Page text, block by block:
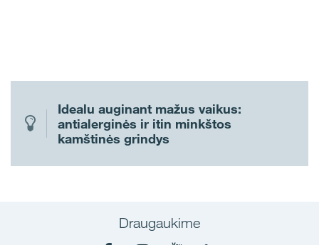
Idealu auginant mažus vaikus:
antialerginės ir itin minkštos
kamštinės grindys
Draugaukime